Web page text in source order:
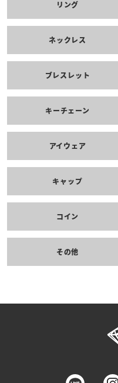
リング
ネックレス
ブレスレット
キーチェーン
アイウェア
キャップ
コイン
その他